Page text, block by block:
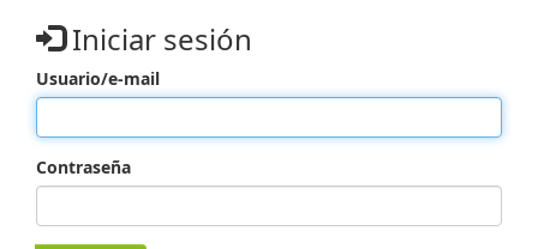
Iniciar sesión
Usuario/e-mail
Contraseña